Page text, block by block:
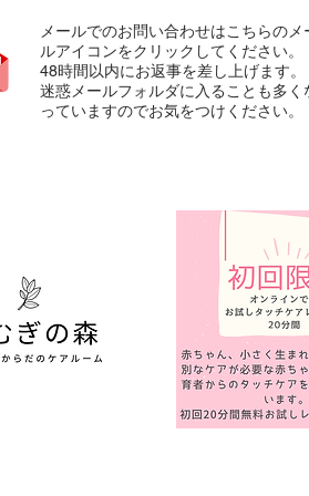
メールでのお問い合わせはこちらのメ
ルアイコンをクリックしてください。
​48時間以内にお返事を差し上げます。
迷惑メールフォルダに入ることも多く
っていますのでお気をつけください。